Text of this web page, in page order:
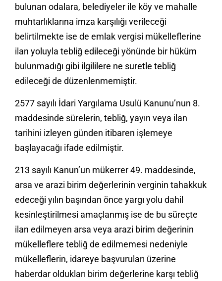
bulunan odalara, belediyeler ile köy ve mahalle
muhtarlıklarına imza karşılığı verileceği
belirtilmekte ise de emlak vergisi mükelleflerine
ilan yoluyla tebliğ edileceği yönünde bir hüküm
bulunmadığı gibi ilgililere ne suretle tebliğ
edileceği de düzenlenmemiştir.
2577 sayılı İdari Yargılama Usulü Kanunu’nun 8.
maddesinde sürelerin, tebliğ, yayın veya ilan
tarihini izleyen günden itibaren işlemeye
başlayacağı ifade edilmiştir.
213 sayılı Kanun’un mükerrer 49. maddesinde,
arsa ve arazi birim değerlerinin verginin tahakkuk
edeceği yılın başından önce yargı yolu dahil
kesinleştirilmesi amaçlanmış ise de bu süreçte
ilan edilmeyen arsa veya arazi birim değerinin
mükelleflere tebliğ de edilmemesi nedeniyle
mükelleflerin, idareye başvuruları üzerine
haberdar oldukları birim değerlerine karşı tebliğ